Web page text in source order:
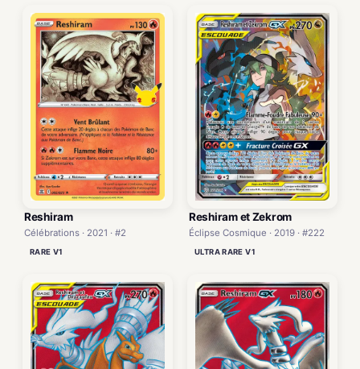
Reshiram
Célébrations · 2021 · #2
RARE V1
Reshiram et Zekrom
Éclipse Cosmique · 2019 · #222
ULTRA RARE V1